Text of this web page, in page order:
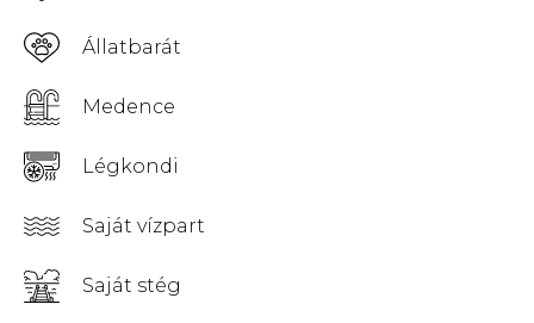
Állatbarát
Medence
Légkondi
Saját vízpart
Saját stég